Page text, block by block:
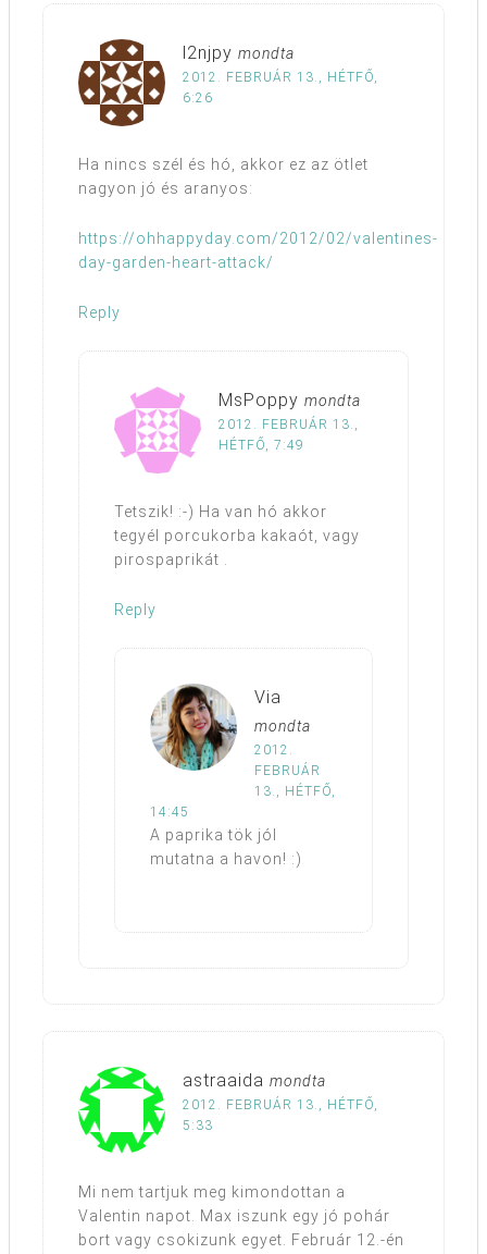
l2njpy mondta
2012. FEBRUÁR 13., HÉTFŐ,
6:26
Ha nincs szél és hó, akkor ez az ötlet
nagyon jó és aranyos:
https://ohhappyday.com/2012/02/valentines-
day-garden-heart-attack/
Reply
MsPoppy mondta
2012. FEBRUÁR 13.,
HÉTFŐ, 7:49
Tetszik! :-) Ha van hó akkor
tegyél porcukorba kakaót, vagy
pirospaprikát .
Reply
Via
mondta
2012.
FEBRUÁR
13., HÉTFŐ,
14:45
A paprika tök jól
mutatna a havon! :)
astraaida mondta
2012. FEBRUÁR 13., HÉTFŐ,
5:33
Mi nem tartjuk meg kimondottan a
Valentin napot. Max iszunk egy jó pohár
bort vagy csokizunk egyet. Február 12.-én